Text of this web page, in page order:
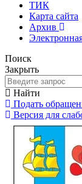
ТИК
Карта сайта
Архив
Поиск
Закрыть
Найти
Подать
Версия для